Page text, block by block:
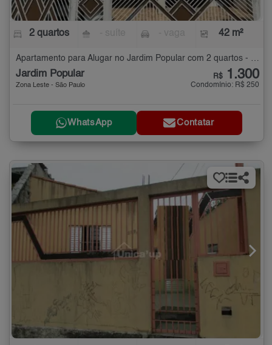
2 quartos 42 m²
Jardim Popular
Zona Leste - São Paulo
R$ 1.300
Condomínio: R$ 250
WhatsApp Contatar